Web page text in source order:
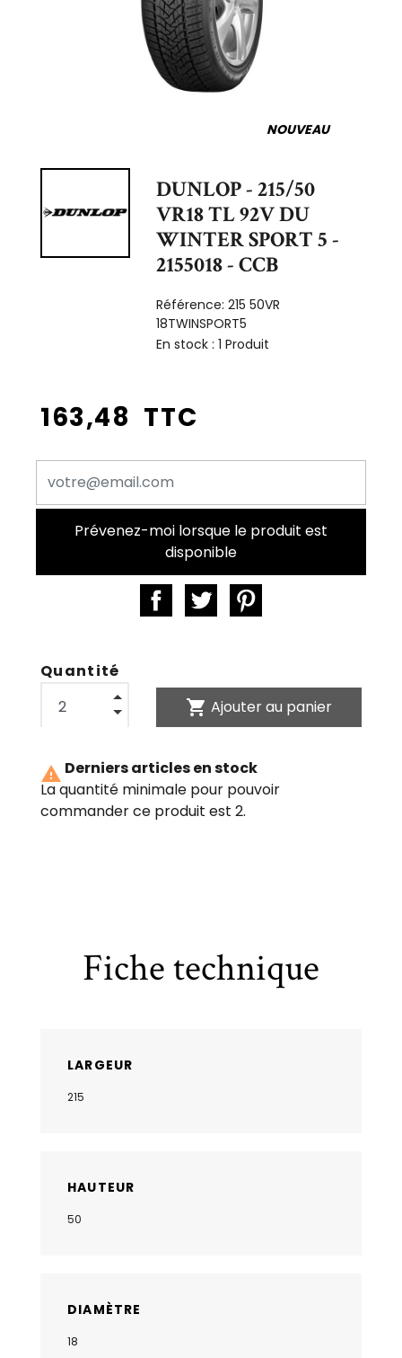
NOUVEAU
DUNLOP - 215/50
VR18 TL 92V DU
WINTER SPORT 5 -
2155018 - CCB
Référence:215 50VR
18TWINSPORT5
En stock :1 Produit
163,48 TTC
Prévenez-moi lorsque le produit est
disponible
Quantité
shopping_cart Ajouter au panier
 Derniers articles en stock
La quantité minimale pour pouvoir
commander ce produit est 2.
Fiche technique
LARGEUR
215
HAUTEUR
50
DIAMÈTRE
18